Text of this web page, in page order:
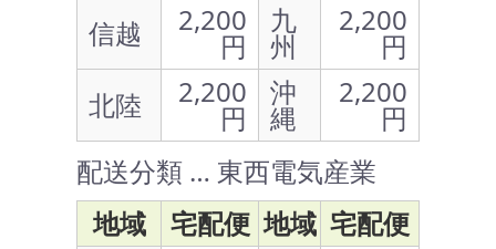
信越
2,200
円
九
州
2,200
円
北陸
2,200
円
沖
縄
2,200
円
配送分類 … 東西電気産業
地域
宅配便 地域 宅配便